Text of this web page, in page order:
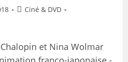
Ciné & DVD
Chalopin et Nina Wolmar